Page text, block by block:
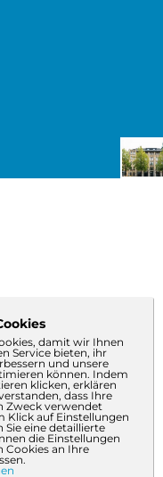
damit wir Ihnen
Service bieten, ihr
und unsere
können. Indem
klicken, erklären
dass Ihre
Zweck verwendet
Klick auf Einstellungen
Sie eine detaillierte
die Einstellungen
Cookies an Ihre